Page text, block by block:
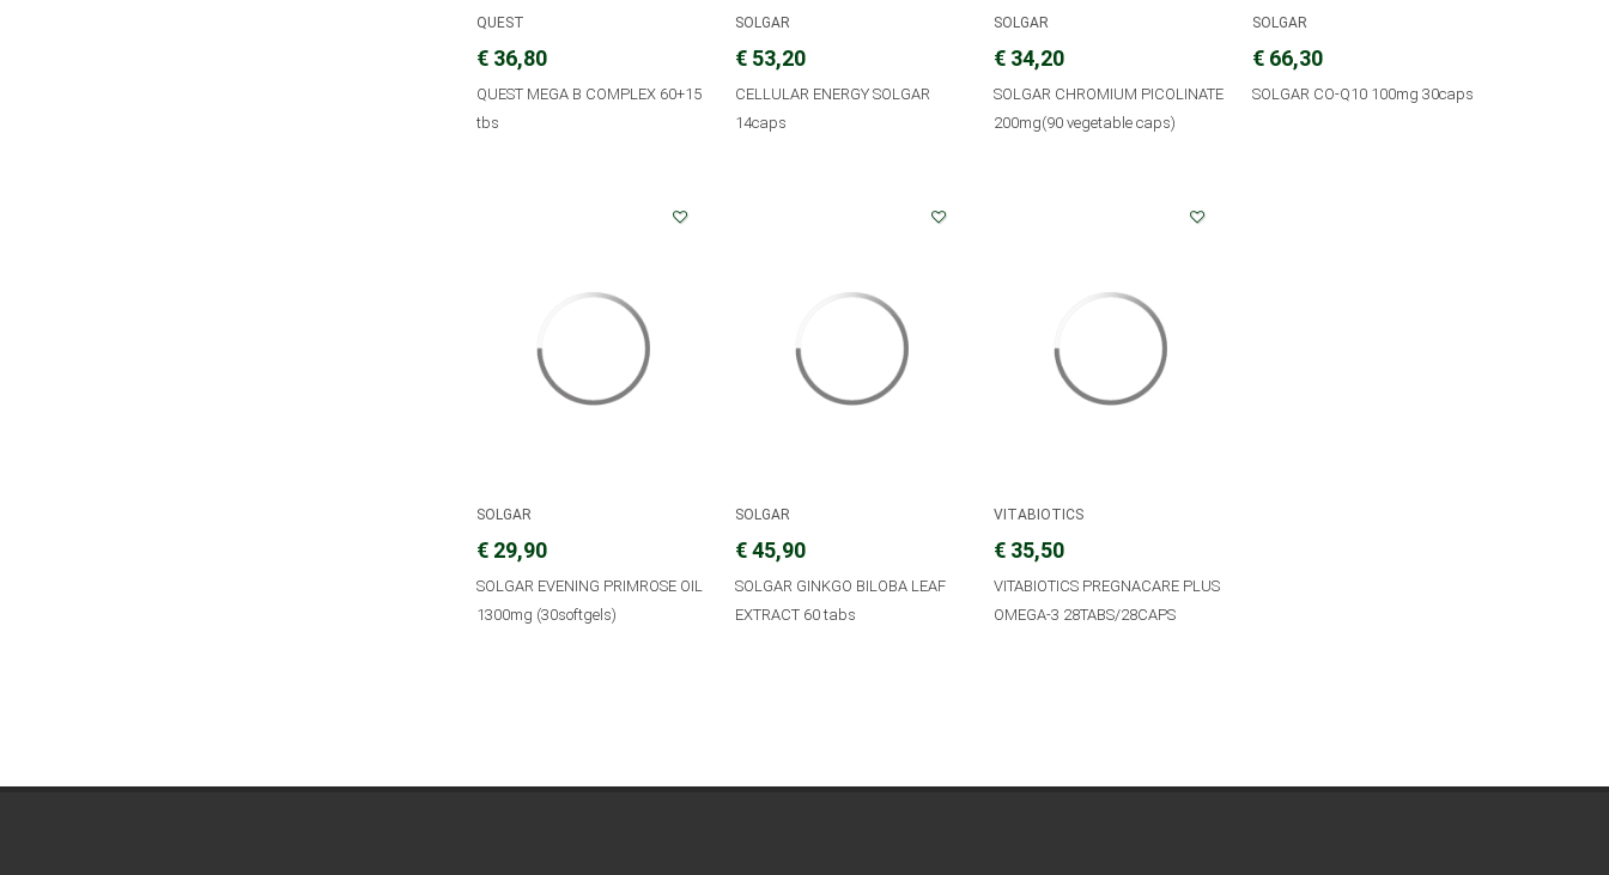
QUEST
€ 36,80
QUEST MEGA B COMPLEX 60+15
tbs
SOLGAR
€ 53,20
CELLULAR ENERGY SOLGAR
14caps
SOLGAR
€ 34,20
SOLGAR CHROMIUM PICOLINATE
200mg(90 vegetable caps)
SOLGAR
€ 66,30
SOLGAR CO-Q10 100mg 30caps
SOLGAR
€ 29,90
SOLGAR EVENING PRIMROSE OIL
1300mg (30softgels)
SOLGAR
€ 45,90
SOLGAR GINKGO BILOBA LEAF
EXTRACT 60 tabs
VITABIOTICS
€ 35,50
VITABIOTICS PREGNACARE PLUS
OMEGA-3 28TABS/28CAPS